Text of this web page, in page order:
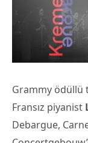
Grammy ödüllü
Fransız piyanist
Debargue,